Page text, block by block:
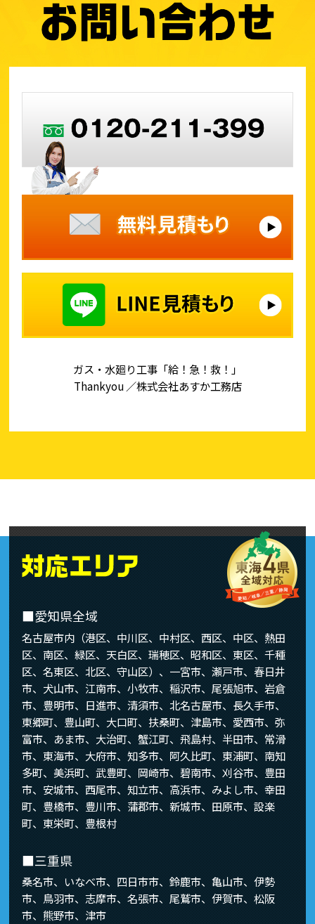
ガス・水廻り工事「給！急！救！」
Thankyou ／株式会社あすか工務店
■愛知県全域
名古屋市内（港区、中川区、中村区、西区、中区、熱田
区、南区、緑区、天白区、瑞穂区、昭和区、東区、千種
区、名東区、北区、守山区）、一宮市、瀬戸市、春日井
市、犬山市、江南市、小牧市、稲沢市、尾張旭市、岩倉
市、豊明市、日進市、清須市、北名古屋市、長久手市、
東郷町、豊山町、大口町、扶桑町、津島市、愛西市、弥
富市、あま市、大治町、蟹江町、飛島村、半田市、常滑
市、東海市、大府市、知多市、阿久比町、東浦町、南知
多町、美浜町、武豊町、岡崎市、碧南市、刈谷市、豊田
市、安城市、西尾市、知立市、高浜市、みよし市、幸田
町、豊橋市、豊川市、蒲郡市、新城市、田原市、設楽
町、東栄町、豊根村
■三重県
桑名市、いなべ市、四日市市、鈴鹿市、亀山市、伊勢
市、鳥羽市、志摩市、名張市、尾鷲市、伊賀市、松阪
市、熊野市、津市